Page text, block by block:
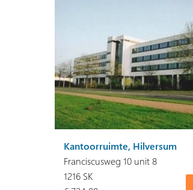
Kantoorruimte, Hilversum
Franciscusweg 10 unit 8
1216 SK